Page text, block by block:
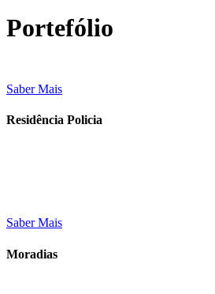
Portefólio
Saber Mais
Residência Policia
Saber Mais
Moradias